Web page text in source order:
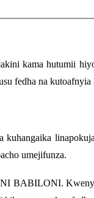
kama hutumii
fedha na
umejifunza.
BABILONI.